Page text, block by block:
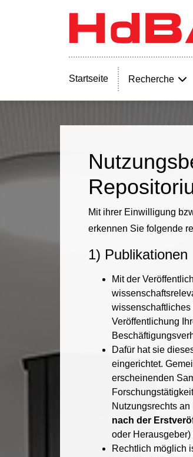
Startseite Recherche
Mit ihrer Einwilligung
erkennen Sie folgende
1) Publikationen
Mit der
wissenschaftliches
Veröffentlichung
Dafür hat sie
eingerichtet.
erscheinenden
Nutzungsrechts
nach der
oder Herausgeber)
Rechtlich möglich